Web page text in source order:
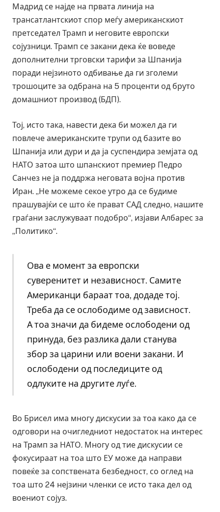
Мадрид се најде на првата линија на
трансатлантскиот спор меѓу американскиот
претседател Трамп и неговите европски
сојузници. Трамп се закани дека ќе воведе
дополнителни трговски тарифи за Шпанија
поради нејзиното одбивање да ги зголеми
трошоците за одбрана на 5 проценти од бруто
домашниот производ (БДП).
Тој, исто така, навести дека би можел да ги
повлече американските трупи од базите во
Шпанија или дури и да ја суспендира земјата од
НАТО затоа што шпанскиот премиер Педро
Санчез не ја поддржа неговата војна против
Иран. „Не можеме секое утро да се будиме
прашувајќи се што ќе прават САД следно, нашите
граѓани заслужуваат подобро“, изјави Албарес за
„Политико“.
Ова е момент за европски
суверенитет и независност. Самите
Американци бараат тоа, додаде тој.
Треба да се ослободиме од зависност.
А тоа значи да бидеме ослободени од
принуда, без разлика дали станува
збор за царини или воени закани. И
ослободени од последиците од
одлуките на другите луѓе.
Во Брисел има многу дискусии за тоа како да се
одговори на очигледниот недостаток на интерес
на Трамп за НАТО. Многу од тие дискусии се
фокусираат на тоа што ЕУ може да направи
повеќе за сопствената безбедност, со оглед на
тоа што 24 нејзини членки се исто така дел од
воениот сојуз.